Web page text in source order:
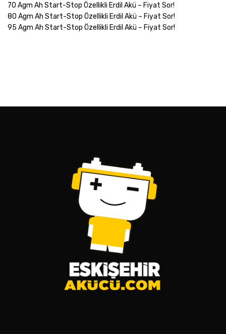
70 Agm Ah Start-Stop Özellikli Erdil Akü – Fiyat Sor!
80 Agm Ah Start-Stop Özellikli Erdil Akü – Fiyat Sor!
95 Agm Ah Start-Stop Özellikli Erdil Akü – Fiyat Sor!